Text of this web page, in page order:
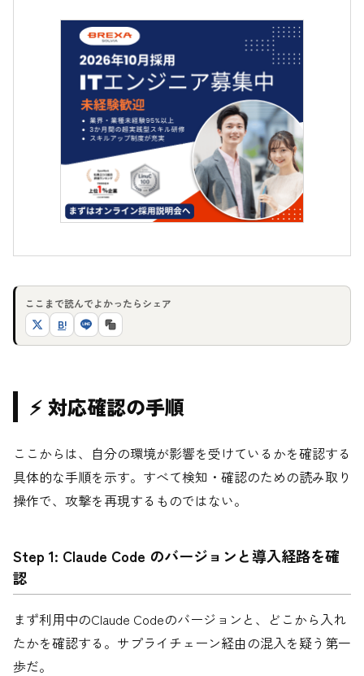
ここまで読んでよかったらシェア
B!
⚡ 対応確認の手順
ここからは、自分の環境が影響を受けているかを確認する
具体的な手順を示す。すべて検知・確認のための読み取り
操作で、攻撃を再現するものではない。
Step 1: Claude Code のバージョンと導入経路を確
認
まず利用中のClaude Codeのバージョンと、どこから入れ
たかを確認する。サプライチェーン経由の混入を疑う第一
歩だ。